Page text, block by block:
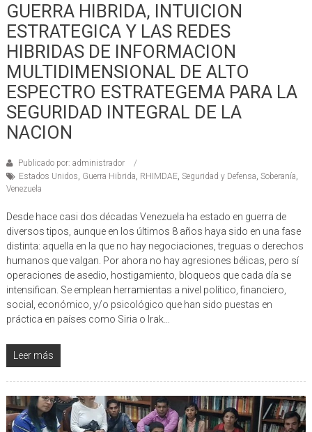
GUERRA HIBRIDA, INTUICION
ESTRATEGICA Y LAS REDES
HIBRIDAS DE INFORMACION
MULTIDIMENSIONAL DE ALTO
ESPECTRO ESTRATEGEMA PARA LA
SEGURIDAD INTEGRAL DE LA
NACION
Publicado por: administrador
Estados Unidos, Guerra Hibrida, RHIMDAE, Seguridad y Defensa, Soberanía,
Venezuela
Desde hace casi dos décadas Venezuela ha estado en guerra de
diversos tipos, aunque en los últimos 8 años haya sido en una fase
distinta: aquella en la que no hay negociaciones, treguas o derechos
humanos que valgan. Por ahora no hay agresiones bélicas, pero sí
operaciones de asedio, hostigamiento, bloqueos que cada día se
intensifican. Se emplean herramientas a nivel político, financiero,
social, económico, y/o psicológico que han sido puestas en
práctica en países como Siria o Irak…
Leer más